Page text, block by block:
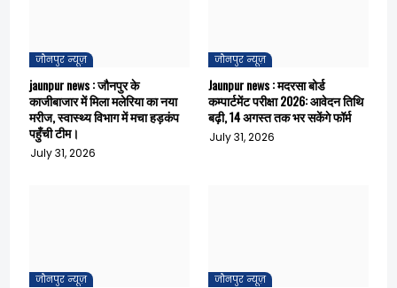
जौनपुर न्यूज़
jaunpur news : जौनपुर के
काजीबाजार में मिला मलेरिया का नया
मरीज, स्वास्थ्य विभाग में मचा हड़कंप
पहुँची टीम।
July 31, 2026
जौनपुर न्यूज़
Jaunpur news : मदरसा बोर्ड
कम्पार्टमेंट परीक्षा 2026: आवेदन तिथि
बढ़ी, 14 अगस्त तक भर सकेंगे फॉर्म
July 31, 2026
जौनपुर न्यूज़ जौनपुर न्यूज़